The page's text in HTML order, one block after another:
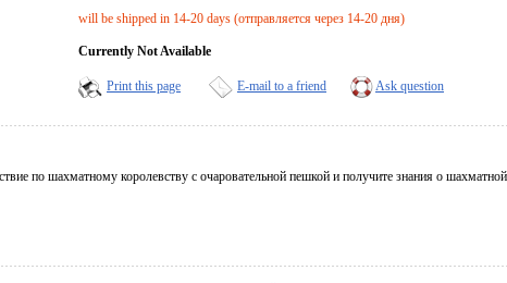
will be shipped in 14-20 days (отправляется через 14-20 дня)
Currently Not Available
Print this page E-mail to a friend Ask question
по шахматному королевству с очаровательной пешкой и получите знания о